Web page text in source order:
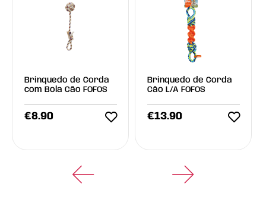
Brinquedo de Corda
com Bola Cão FOFOS
€8.90
Brinquedo de Corda
Cão L/A FOFOS
€13.90